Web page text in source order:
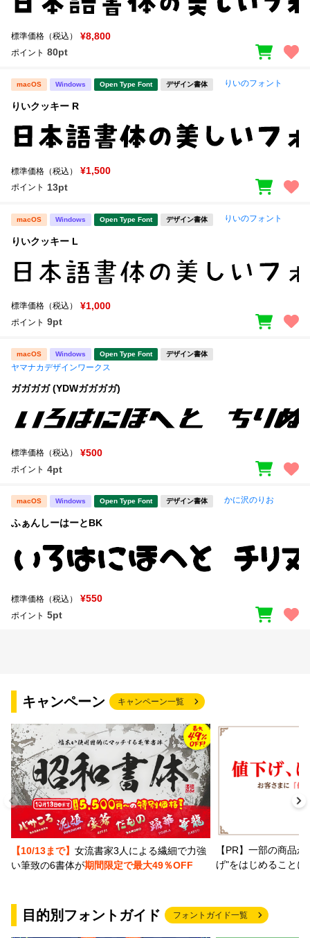
標準価格（税込） ¥8,800
ポイント 80pt
macOS Windows Open Type Font デザイン書体 りいのフォント
りいクッキー R
標準価格（税込） ¥1,500
ポイント 13pt
macOS Windows Open Type Font デザイン書体 りいのフォント
りいクッキー L
標準価格（税込） ¥1,000
ポイント 9pt
macOS Windows Open Type Font デザイン書体
ヤマナカデザインワークス
ガガガガ (YDWガガガガ)
標準価格（税込） ¥500
ポイント 4pt
macOS Windows Open Type Font デザイン書体 かに沢のりお
ふぁんしーはーとBK
標準価格（税込） ¥550
ポイント 5pt
キャンペーン キャンペーン一覧
【10/13まで】 女流書家3人による繊細で力強
い筆致の6書体が期間限定で最大49％OFF
【PR】一部の商品
げ"をはじめること
目的別フォントガイド フォントガイド一覧